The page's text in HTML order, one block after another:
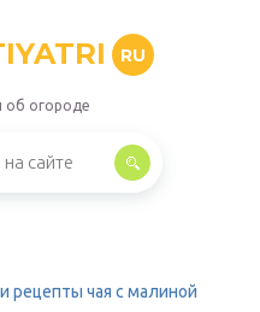
RU
об огороде
рецепты чая с малиной